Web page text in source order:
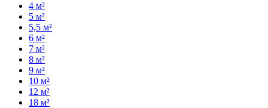
4 м²
5 м²
5,5 м²
6 м²
7 м²
8 м²
9 м²
10 м²
12 м²
18 м²